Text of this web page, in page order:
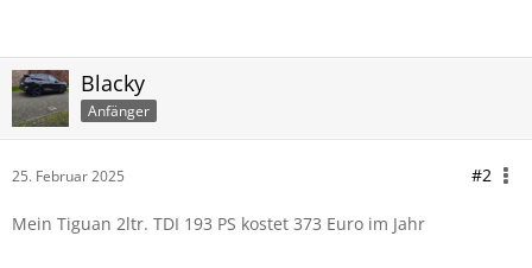
Blacky
Anfänger
25. Februar 2025 #2
Mein Tiguan 2ltr. TDI 193 PS kostet 373 Euro im Jahr